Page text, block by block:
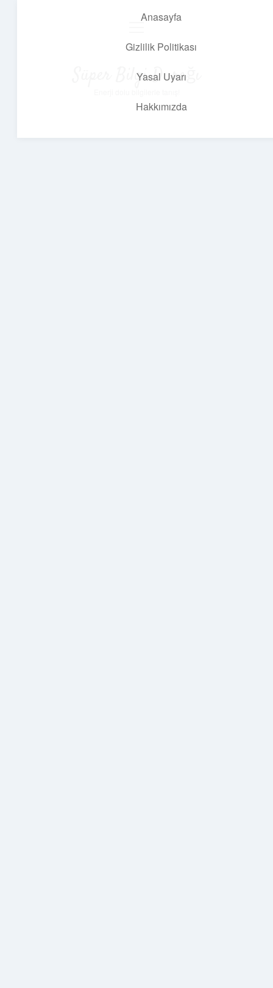
Anasayfa
Gizlilik Politikası
Yasal Uyarı
Hakkımızda
Süper Bilgi Durağı